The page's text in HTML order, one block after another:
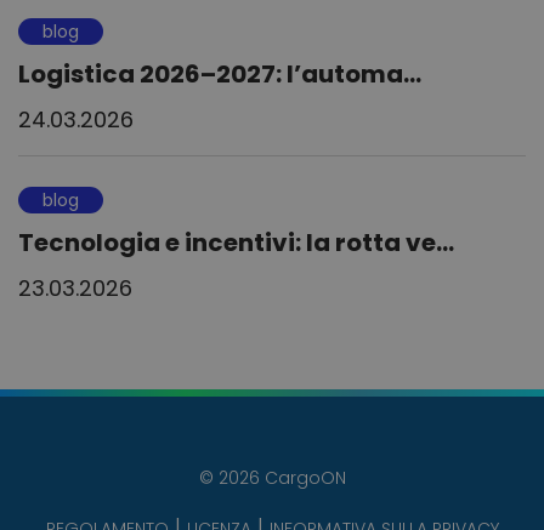
blog
Logistica 2026–2027: l’automa...
24.03.2026
blog
Tecnologia e incentivi: la rotta ve...
23.03.2026
© 2026 CargoON